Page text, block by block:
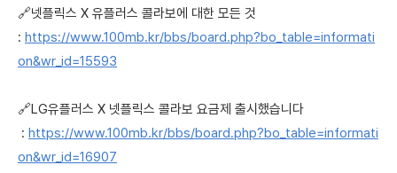
🔗넷플릭스 X 유플러스 콜라보에 대한 모든 것
: https://www.100mb.kr/bbs/board.php?bo_table=informati
on&wr_id=15593
🔗LG유플러스 X 넷플릭스 콜라보 요금제 출시했습니다
: https://www.100mb.kr/bbs/board.php?bo_table=informati
on&wr_id=16907